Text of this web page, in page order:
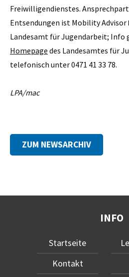
Freiwilligendienstes.
Entsendungen ist Mobility Advisor
Landesamt für Jugendarbeit; Info
Homepage des Landesamtes für
telefonisch unter 0471 41 33 78.
LPA/mac
ZUM NEWSARCHIV
INFO
Startseite
Kontakt